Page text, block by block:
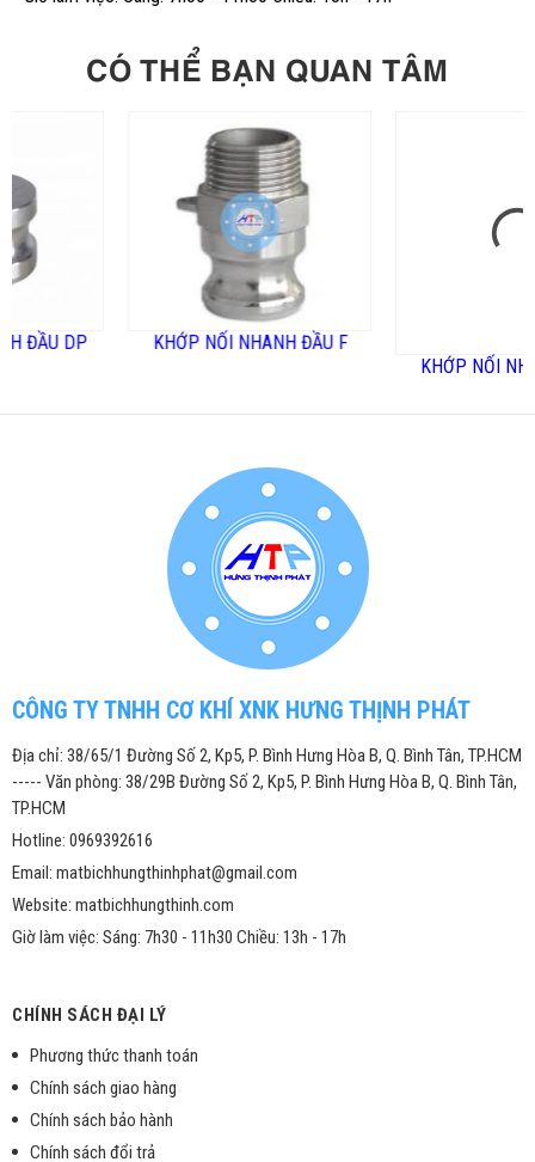
CÓ THỂ BẠN QUAN TÂM
DP KHỚP NỐI NHANH ĐẦU F
CÔNG TY TNHH CƠ KHÍ XNK HƯNG THỊNH PHÁT
Địa chỉ: 38/65/1 Đường Số 2, Kp5, P. Bình Hưng Hòa B, Q. Bình Tân, TP.HCM
----- Văn phòng: 38/29B Đường Số 2, Kp5, P. Bình Hưng Hòa B, Q. Bình Tân,
TP.HCM
Hotline: 0969392616
Email: matbichhungthinhphat@gmail.com
Website: matbichhungthinh.com
Giờ làm việc: Sáng: 7h30 - 11h30 Chiều: 13h - 17h
CHÍNH SÁCH ĐẠI LÝ
Phương thức thanh toán
Chính sách giao hàng
Chính sách bảo hành
Chính sách đổi trả